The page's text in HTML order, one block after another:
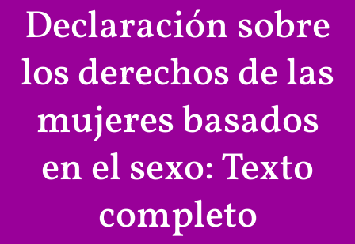
Declaración sobre
los derechos de las
mujeres basados
en el sexo: Texto
completo